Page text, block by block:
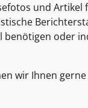
und
benötigen oder
wir Ihnen